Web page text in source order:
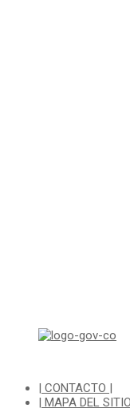
| CONTACTO |
| MAPA DEL